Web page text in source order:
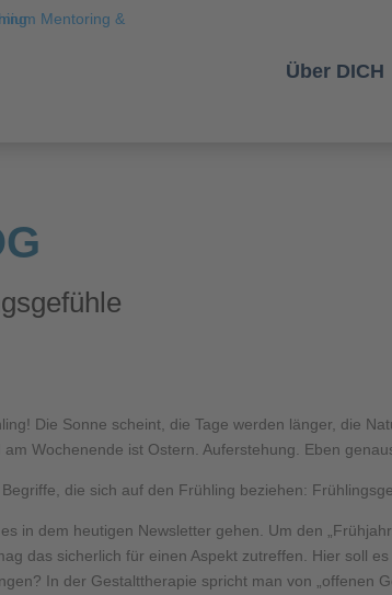
Über DICH
Die Sonne scheint, die Tage werden länger, die
am Wochenende ist Ostern. Auferstehung. Eben
die sich auf den Frühling beziehen:
in dem heutigen Newsletter gehen. Um den
das sicherlich für einen Aspekt zutreffen. Hier soll
In der Gestalttherapie spricht man von „offenen